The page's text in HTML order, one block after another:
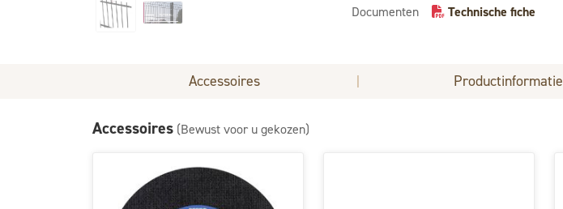
Documenten
Technische fiche
Accessoires | Productinformatie
Accessoires (Bewust voor u gekozen)